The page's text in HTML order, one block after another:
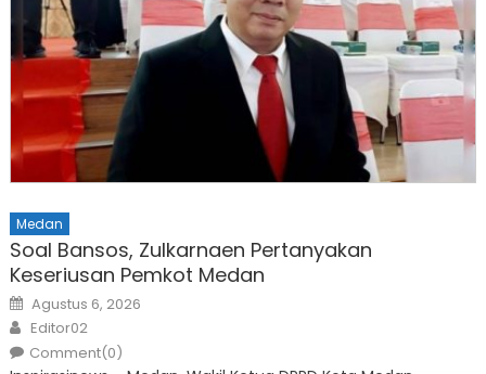
Medan
Soal Bansos, Zulkarnaen Pertanyakan
Keseriusan Pemkot Medan
Posted
on
Agustus 6, 2026
Author
Editor02
Comment(0)